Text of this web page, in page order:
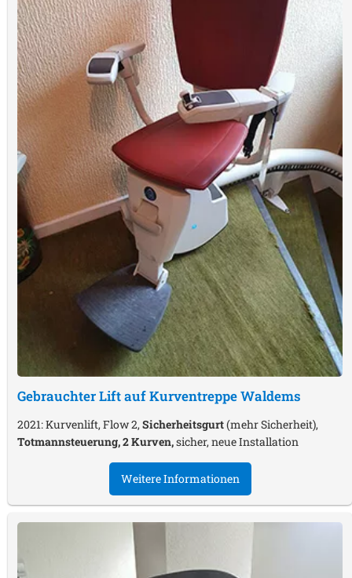
Gebrauchter Lift auf KurventreppeWaldems
2021: Kurvenlift, Flow 2, Sicherheitsgurt(mehr Sicherheit),
Totmannsteuerung, 2 Kurven,sicher, neue Installation
Weitere Informationen